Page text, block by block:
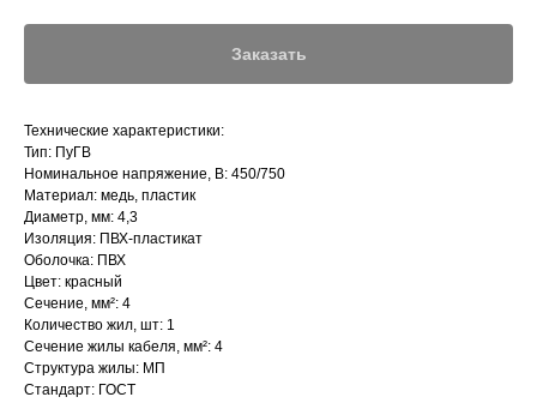
Заказать
Технические характеристики:
Тип: ПуГВ
Номинальное напряжение, В: 450/750
Материал: медь, пластик
Диаметр, мм: 4,3
Изоляция: ПВХ-пластикат
Оболочка: ПВХ
Цвет: красный
Сечение, мм²: 4
Количество жил, шт: 1
Сечение жилы кабеля, мм²: 4
Структура жилы: МП
Стандарт: ГОСТ